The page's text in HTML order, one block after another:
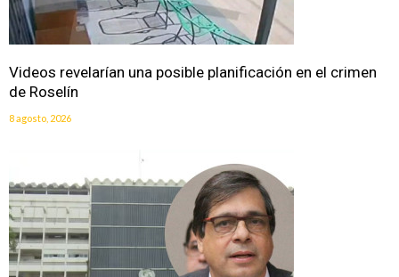
Videos revelarían una posible planificación en el crimen
de Roselín
8 agosto, 2026